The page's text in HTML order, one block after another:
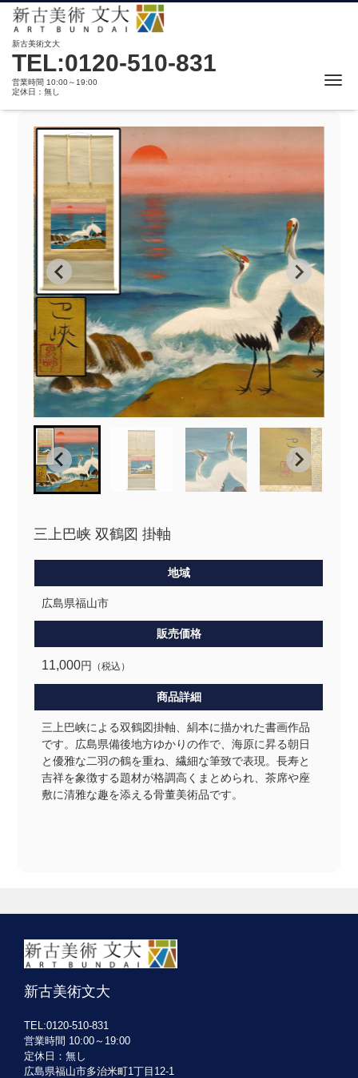
新古美術文大
TEL:0120-510-831
営業時間 10:00～19:00
定休日：無し
三上巴峡 双鶴図 掛軸
地域
広島県福山市
販売価格
11,000円 （税込）
商品詳細
三上巴峡による双鶴図掛軸、絹本に描かれた書画作品
です。広島県備後地方ゆかりの作で、海原に昇る朝日
と優雅な二羽の鶴を重ね、繊細な筆致で表現。長寿と
吉祥を象徴する題材が格調高くまとめられ、茶席や座
敷に清雅な趣を添える骨董美術品です。
新古美術文大
TEL:0120-510-831
営業時間 10:00～19:00
定休日：無し
広島県福山市多治米町1丁目12-1